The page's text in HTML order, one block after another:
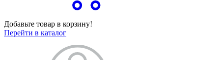
Добавьте товар в корзину!
Перейти в каталог